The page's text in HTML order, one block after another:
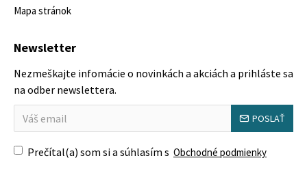
Mapa stránok
Newsletter
Nezmeškajte infomácie o novinkách a akciách a prihláste sa
na odber newslettera.
POSLAŤ
Prečítal(a) som si a súhlasím s Obchodné podmienky